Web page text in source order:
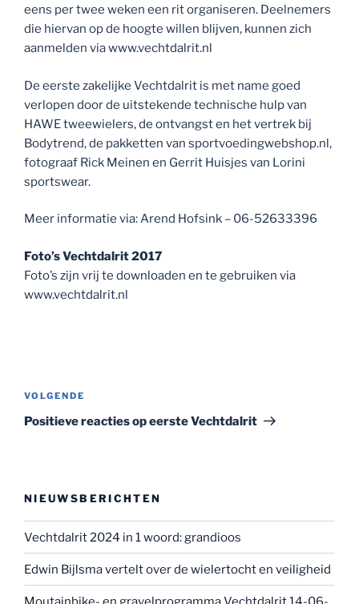
eens per twee weken een rit organiseren. Deelnemers
die hiervan op de hoogte willen blijven, kunnen zich
aanmelden via www.vechtdalrit.nl
De eerste zakelijke Vechtdalrit is met name goed
verlopen door de uitstekende technische hulp van
HAWE tweewielers, de ontvangst en het vertrek bij
Bodytrend, de pakketten van sportvoedingwebshop.nl,
fotograaf Rick Meinen en Gerrit Huisjes van Lorini
sportswear.
Meer informatie via: Arend Hofsink – 06-52633396
Foto’s Vechtdalrit 2017
Foto’s zijn vrij te downloaden en te gebruiken via
www.vechtdalrit.nl
navigatie
Volgend
bericht
VOLGENDE
Positieve reacties op eerste Vechtdalrit
NIEUWSBERICHTEN
Vechtdalrit 2024 in 1 woord: grandioos
Edwin Bijlsma vertelt over de wielertocht en veiligheid